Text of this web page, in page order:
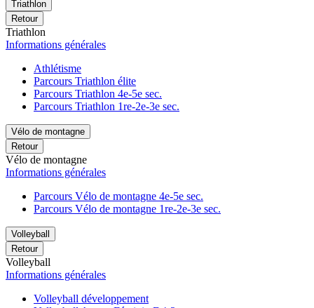
Triathlon
Retour
Triathlon
Informations générales
Athlétisme
Parcours Triathlon élite
Parcours Triathlon 4e-5e sec.
Parcours Triathlon 1re-2e-3e sec.
Vélo de montagne
Retour
Vélo de montagne
Informations générales
Parcours Vélo de montagne 4e-5e sec.
Parcours Vélo de montagne 1re-2e-3e sec.
Volleyball
Retour
Volleyball
Informations générales
Volleyball développement